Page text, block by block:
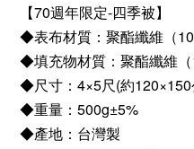
【70週年限定-四季被】
◆表布材質：聚酯纖維（
◆填充物材質：聚酯纖維（
◆尺寸：4×5尺(約120×150
◆重量：500g±5%
◆產地：台灣製